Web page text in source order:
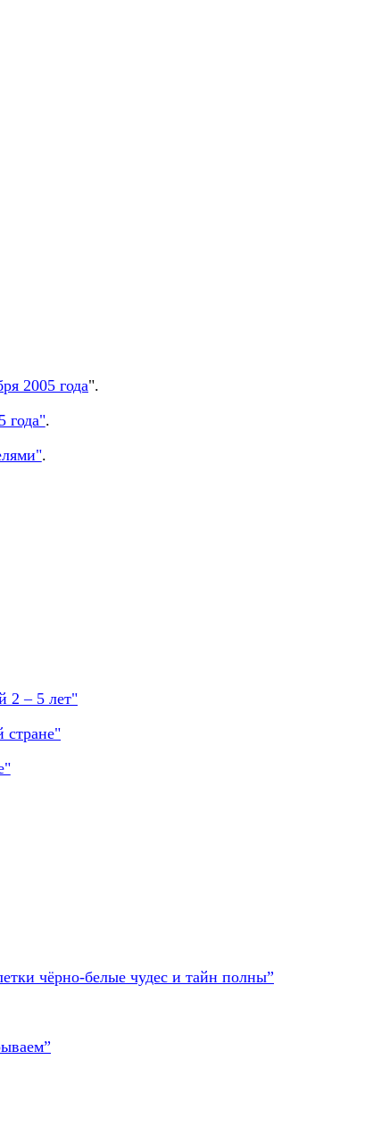
2005 года".
года".
.
2 – 5 лет"
стране"
чёрно-белые чудес и тайн полны”